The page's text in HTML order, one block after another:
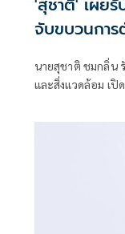
'สุชาติ' เผยรั
จับขบวนการ
'อนุทิน' เดิน
ทรัพยากรอย่
นายสุชาติ ชมกลิ่น
และสิ่งแวดล้อม เปิ
ลักลอบตัดไม้ทำลา